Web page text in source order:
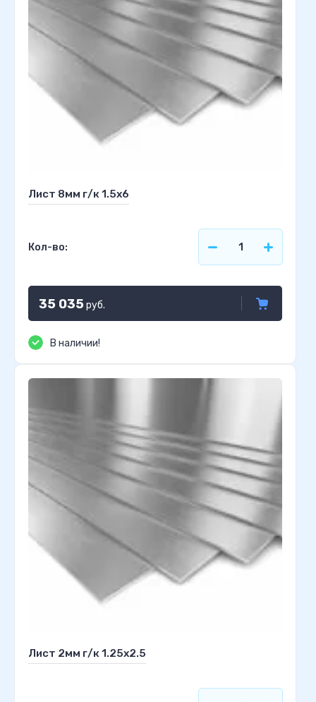
Лист 8мм г/к 1.5х6
Кол-во:
35 035руб.
В наличии!
Лист 2мм г/к 1.25х2.5